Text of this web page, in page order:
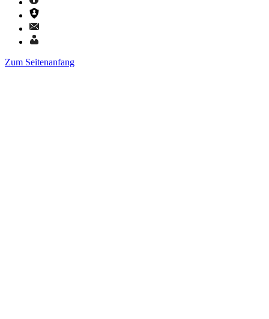
Zum Seitenanfang